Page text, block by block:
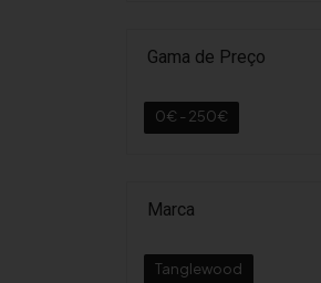
Gama de Preço
0€ - 250€
Marca
Tanglewood